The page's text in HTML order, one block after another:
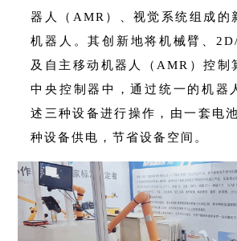
器人（AMR）、视觉系统组成的
机器人。其创新地将机械臂、
及自主移动机器人（AMR）控制
中央控制器中，通过统一的机器
述三种设备进行操作，由一套电
种设备供电，节省设备空间。